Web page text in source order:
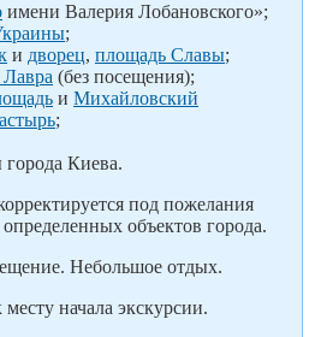
имени Валерия Лобановского»;
;
и дворец, площадь Славы;
(без посещения);
и Михайловский
;
города Киева.
под пожелания
объектов города.
Небольшое отдых.
начала экскурсии.